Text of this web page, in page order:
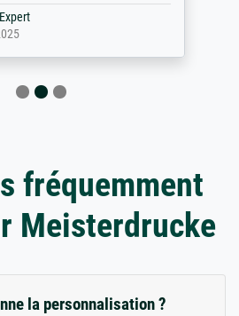
fréquemment
Meisterdrucke
la personnalisation ?